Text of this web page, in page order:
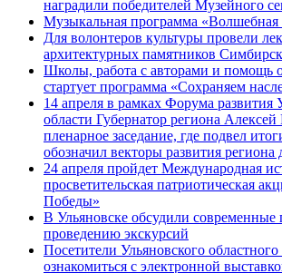
наградили победителей Музейного
Музыкальная программа «Волшебная
Для волонтеров культуры провели
архитектурных памятников
Школы, работа с авторами и помощь
стартует программа «Сохраняем
14 апреля в рамках Форума развития
области Губернатор региона
пленарное заседание, где подвел
обозначил векторы развития региона
24 апреля пройдет Международная
просветительская патриотическая
Победы»
В Ульяновске обсудили современные
проведению экскурсий
Посетители Ульяновского областного
ознакомиться с электронной